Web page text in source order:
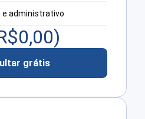
e administrativo
0,00)
grátis